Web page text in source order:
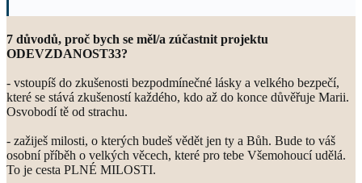
7 důvodů, proč bych se měl/a zúčastnit projektu
ODEVZDANOST33?
- vstoupíš do zkušenosti bezpodmínečné lásky a velkého bezpečí,
které se stává zkušeností každého, kdo až do konce důvěřuje Marii.
Osvobodí tě od strachu.
- zažiješ milosti, o kterých budeš vědět jen ty a Bůh. Bude to váš
osobní příběh o velkých věcech, které pro tebe Všemohoucí udělá.
To je cesta PLNÉ MILOSTI.